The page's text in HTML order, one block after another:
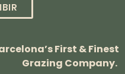
First & Finest
Grazing Company.